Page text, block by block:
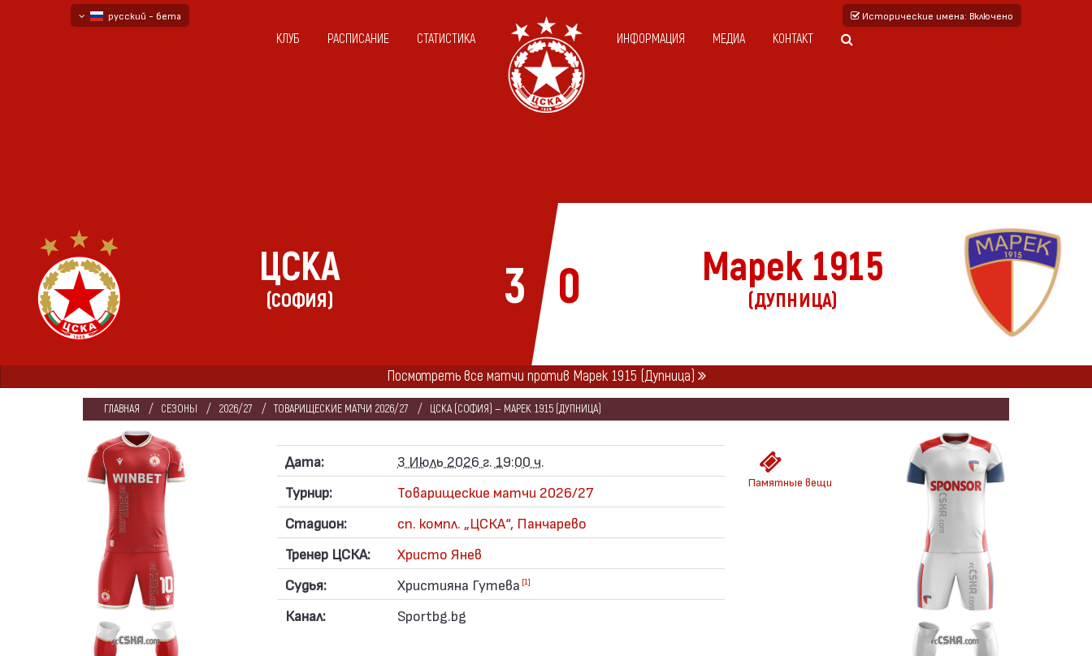
русский - бета
Исторические имена: Включено
КЛУБ РАСПИСАНИЕ СТАТИСТИКА ИНФОРМАЦИЯ МЕДИА КОНТАКТ
3 0
ЦСКА
(СОФИЯ)
Марек 1915
(ДУПНИЦА)
Посмотреть все матчи против Марек 1915 (Дупница)
ГЛАВНАЯ СЕЗОНЫ 2026/27 ТОВАРИЩЕСКИЕ МАТЧИ 2026/27 ЦСКА (СОФИЯ) — МАРЕК 1915 (ДУПНИЦА)
Дата:
3 Июль 2026 г. 19:00 ч.
Турнир:
Товарищеские матчи 2026/27
Стадион:
сп. компл. „ЦСКА“, Панчарево
Тренер ЦСКА:
Христо Янев
Судья:
Християна Гутева [1]
Канал: Sportbg.bg
Памятные вещи